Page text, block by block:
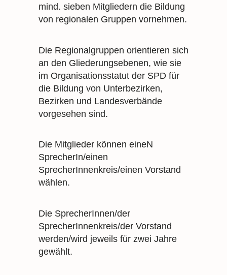
mind. sieben Mitgliedern die Bildung
von regionalen Gruppen vornehmen.
Die Regionalgruppen orientieren sich
an den Gliederungsebenen, wie sie
im Organisationsstatut der SPD für
die Bildung von Unterbezirken,
Bezirken und Landesverbände
vorgesehen sind.
Die Mitglieder können eineN
SprecherIn/einen
SprecherInnenkreis/einen Vorstand
wählen.
Die SprecherInnen/der
SprecherInnenkreis/der Vorstand
werden/wird jeweils für zwei Jahre
gewählt.